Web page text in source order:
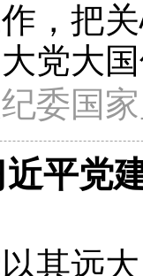
，把
党大
委国
平党
其远